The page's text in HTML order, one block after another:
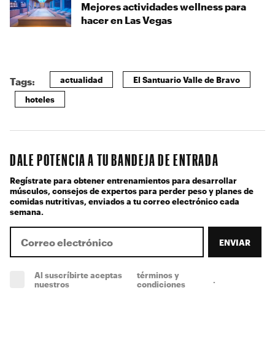
Mejores actividades wellness para
hacer en Las Vegas
Tags: actualidad El Santuario Valle de Bravo
hoteles
DALE POTENCIA A TU BANDEJA DE ENTRADA
Regístrate para obtener entrenamientos para desarrollar
músculos, consejos de expertos para perder peso y planes de
comidas nutritivas, enviados a tu correo electrónico cada
semana.
ENVIAR
Al suscríbirte aceptas
nuestros
términos y
condiciones